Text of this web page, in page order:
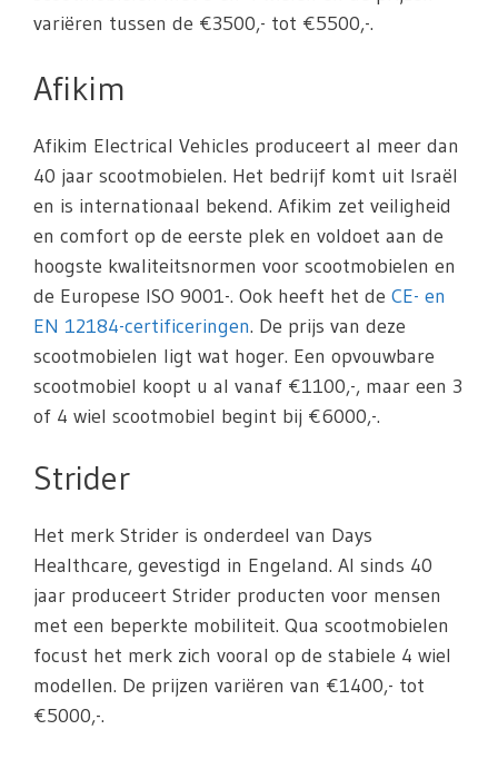
variëren tussen de €3500,- tot €5500,-.
Afikim
Afikim Electrical Vehicles produceert al meer dan
40 jaar scootmobielen. Het bedrijf komt uit Israël
en is internationaal bekend. Afikim zet veiligheid
en comfort op de eerste plek en voldoet aan de
hoogste kwaliteitsnormen voor scootmobielen en
de Europese ISO 9001-. Ook heeft het de CE- en
EN 12184-certificeringen. De prijs van deze
scootmobielen ligt wat hoger. Een opvouwbare
scootmobiel koopt u al vanaf €1100,-, maar een 3
of 4 wiel scootmobiel begint bij €6000,-.
Strider
Het merk Strider is onderdeel van Days
Healthcare, gevestigd in Engeland. Al sinds 40
jaar produceert Strider producten voor mensen
met een beperkte mobiliteit. Qua scootmobielen
focust het merk zich vooral op de stabiele 4 wiel
modellen. De prijzen variëren van €1400,- tot
€5000,-.